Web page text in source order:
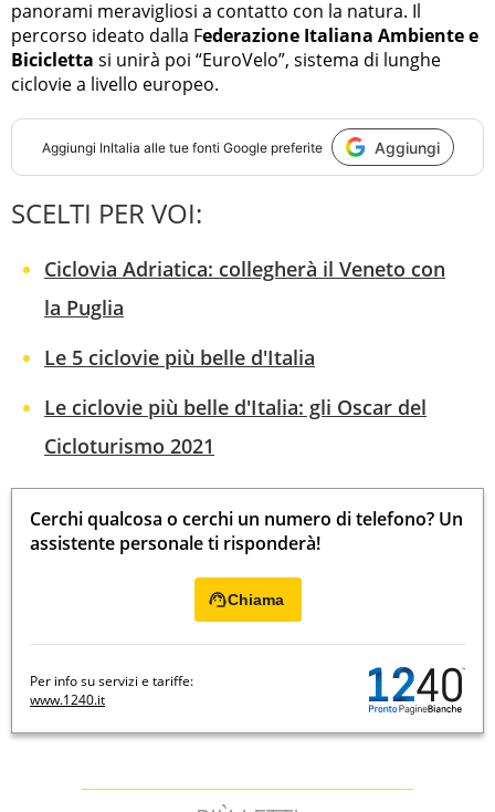
panorami meravigliosi a contatto con la natura. Il
percorso ideato dalla Federazione Italiana Ambiente e
Bicicletta si unirà poi “EuroVelo”, sistema di lunghe
ciclovie a livello europeo.
Aggiungi InItalia alle tue fonti Google preferite Aggiungi
SCELTI PER VOI:
Ciclovia Adriatica: collegherà il Veneto con
la Puglia
Le 5 ciclovie più belle d'Italia
Le ciclovie più belle d'Italia: gli Oscar del
Cicloturismo 2021
Cerchi qualcosa o cerchi un numero di telefono? Un
assistente personale ti risponderà!
Chiama
Per info su servizi e tariffe:
www.1240.it